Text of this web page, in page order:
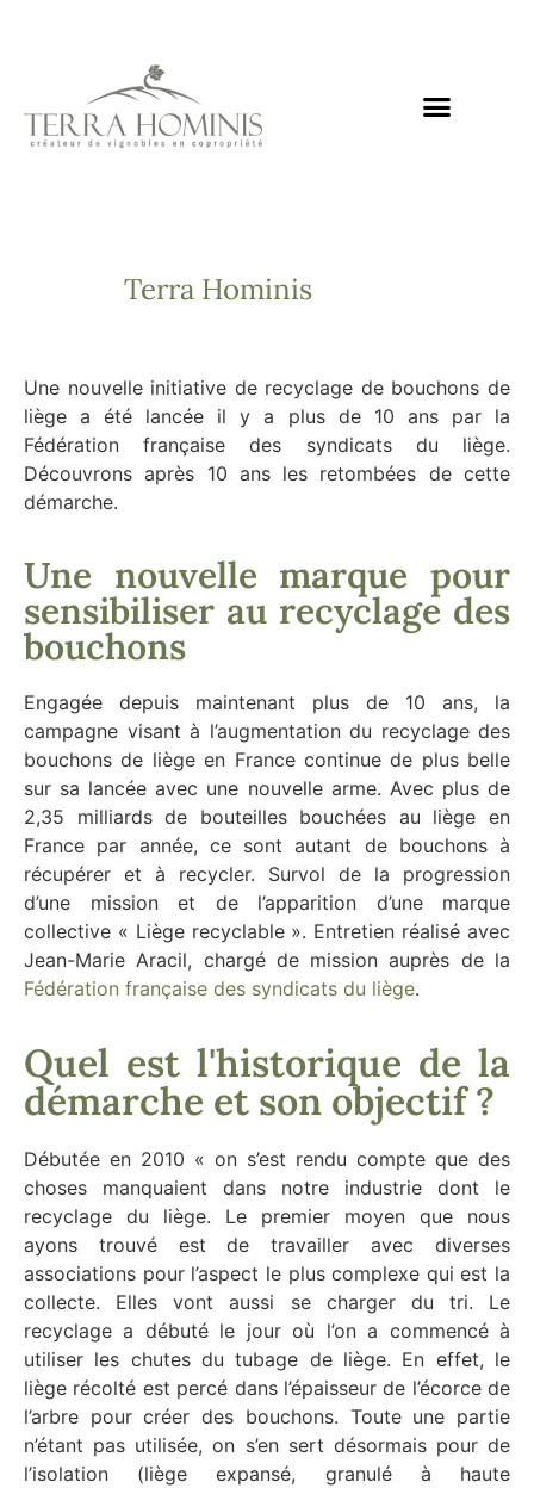
Terra Hominis
Une nouvelle initiative de recyclage de bouchons de
liège a été lancée il y a plus de 10 ans par la
Fédération française des syndicats du liège.
Découvrons après 10 ans les retombées de cette
démarche.
Une nouvelle marque pour
sensibiliser au recyclage des
bouchons
Engagée depuis maintenant plus de 10 ans, la
campagne visant à l’augmentation du recyclage des
bouchons de liège en France continue de plus belle
sur sa lancée avec une nouvelle arme. Avec plus de
2,35 milliards de bouteilles bouchées au liège en
France par année, ce sont autant de bouchons à
récupérer et à recycler. Survol de la progression
d’une mission et de l’apparition d’une marque
collective « Liège recyclable ». Entretien réalisé avec
Jean-Marie Aracil, chargé de mission auprès de la
Fédération française des syndicats du liège.
Quel est l'historique de la
démarche et son objectif ?
Débutée en 2010 « on s’est rendu compte que des
choses manquaient dans notre industrie dont le
recyclage du liège. Le premier moyen que nous
ayons trouvé est de travailler avec diverses
associations pour l’aspect le plus complexe qui est la
collecte. Elles vont aussi se charger du tri. Le
recyclage a débuté le jour où l’on a commencé à
utiliser les chutes du tubage de liège. En effet, le
liège récolté est percé dans l’épaisseur de l’écorce de
l’arbre pour créer des bouchons. Toute une partie
n’étant pas utilisée, on s’en sert désormais pour de
l’isolation (liège expansé, granulé à haute